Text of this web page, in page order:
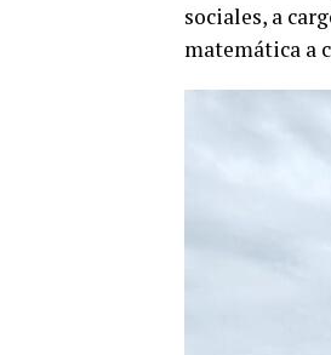
sociales, a
matemática a